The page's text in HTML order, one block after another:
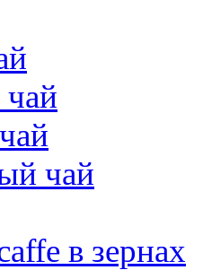
чай
в зернах